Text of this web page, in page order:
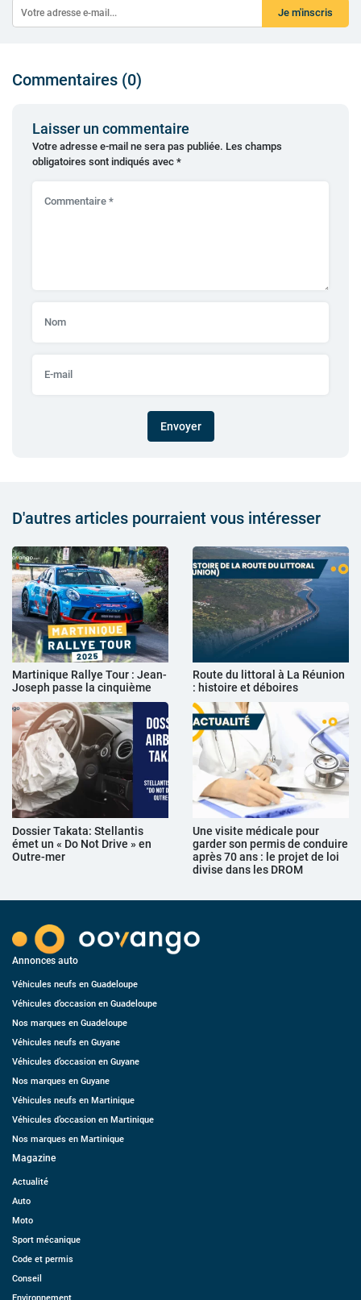
Je m'inscris
Commentaires (0)
Laisser un commentaire
Votre adresse e-mail ne sera pas publiée. Les champs
obligatoires sont indiqués avec *
Envoyer
D'autres articles pourraient vous intéresser
Martinique Rallye Tour : Jean-
Joseph passe la cinquième
Route du littoral à La Réunion
: histoire et déboires
Dossier Takata: Stellantis
émet un « Do Not Drive » en
Outre-mer
Une visite médicale pour
garder son permis de conduire
après 70 ans : le projet de loi
divise dans les DROM
Annonces auto
Véhicules neufs en Guadeloupe
Véhicules d’occasion en Guadeloupe
Nos marques en Guadeloupe
Véhicules neufs en Guyane
Véhicules d’occasion en Guyane
Nos marques en Guyane
Véhicules neufs en Martinique
Véhicules d’occasion en Martinique
Nos marques en Martinique
Magazine
Actualité
Auto
Moto
Sport mécanique
Code et permis
Conseil
Environnement